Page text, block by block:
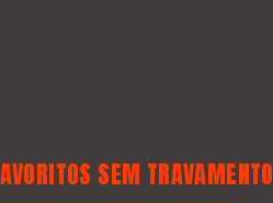
SEM TRAVAMENTO